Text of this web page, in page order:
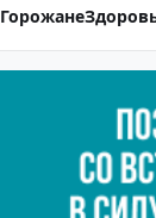
Горожане